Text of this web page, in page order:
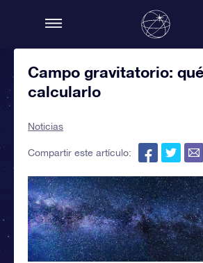
Campo gravitatorio:
calcularlo
Noticias
Compartir este artículo: